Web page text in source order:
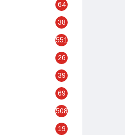
64
38
551
26
39
69
508
19